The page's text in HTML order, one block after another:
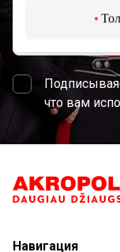
что вам
Навигация